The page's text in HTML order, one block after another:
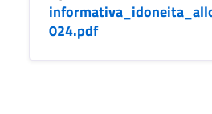
024.pdf